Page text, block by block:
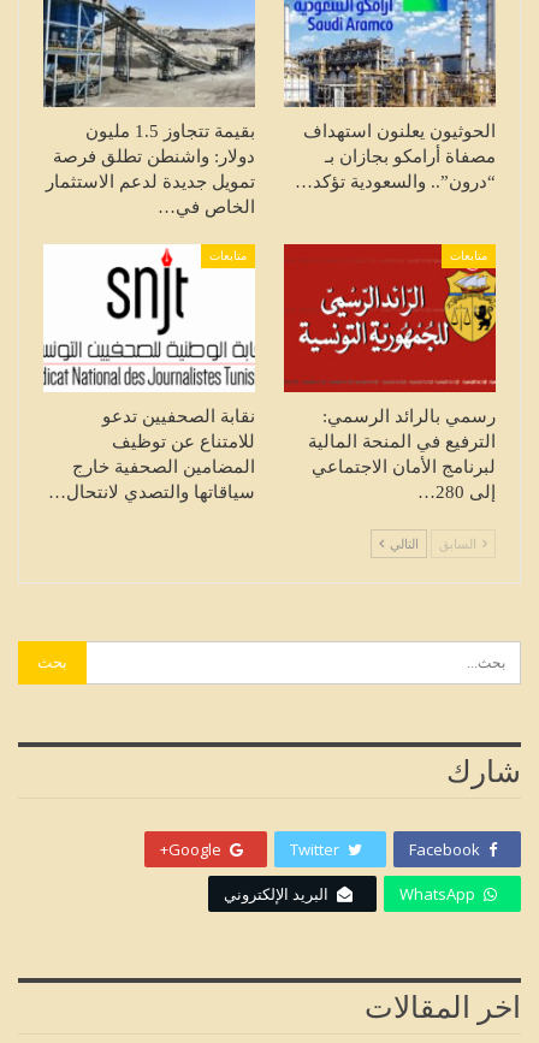
الحوثيون يعلنون استهداف
مصفاة أرامكو بجازان بـ
“درون”.. والسعودية تؤكد…
بقيمة تتجاوز 1.5 مليون
دولار: واشنطن تطلق فرصة
تمويل جديدة لدعم الاستثمار
الخاص في…
متابعات
رسمي بالرائد الرسمي:
الترفيع في المنحة المالية
لبرنامج الأمان الاجتماعي
إلى 280…
متابعات
نقابة الصحفيين تدعو
للامتناع عن توظيف
المضامين الصحفية خارج
سياقاتها والتصدي لانتحال…
السابق التالي
شارك
Facebook
Twitter
Google+
WhatsApp البريد الإلكتروني
اخر المقالات